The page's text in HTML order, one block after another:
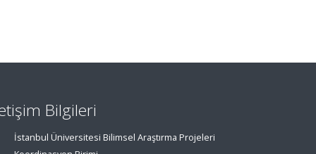
Bilgileri
İstanbul Üniversitesi Bilimsel Araştırma Projeleri